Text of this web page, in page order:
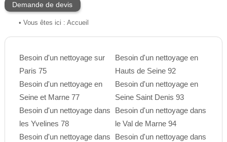
Demande de devis
• Vous êtes ici : Accueil
Besoin d'un nettoyage sur
Paris 75
Besoin d'un nettoyage en
Seine et Marne 77
Besoin d'un nettoyage dans
les Yvelines 78
Besoin d'un nettoyage dans
Besoin d'un nettoyage en
Hauts de Seine 92
Besoin d'un nettoyage en
Seine Saint Denis 93
Besoin d'un nettoyage dans
le Val de Marne 94
Besoin d'un nettoyage dans